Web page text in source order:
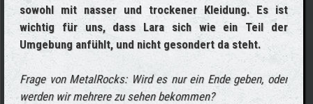
sowohl mit nasser und trockener Kleidung. Es ist
wichtig für uns, dass Lara sich wie ein Teil der
Umgebung anfühlt, und nicht gesondert da steht.
Frage von MetalRocks: Wird es nur ein Ende geben, oder
werden wir mehrere zu sehen bekommen?